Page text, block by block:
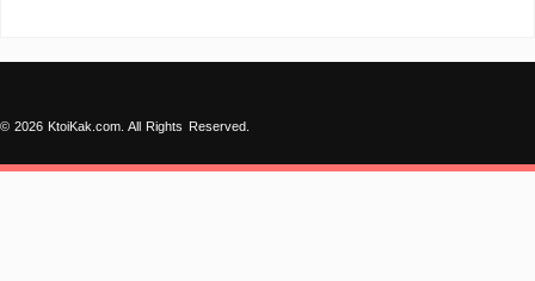
© 2026 KtoiKak.com. All Rights Reserved.